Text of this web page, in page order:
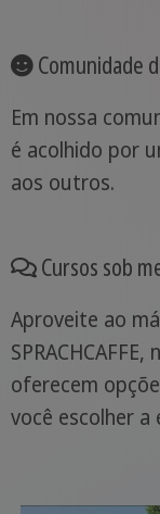
Comunidade
Em nossa
é acolhido por
aos outros.
Cursos sob
Aproveite ao
oferecem
você escolher a